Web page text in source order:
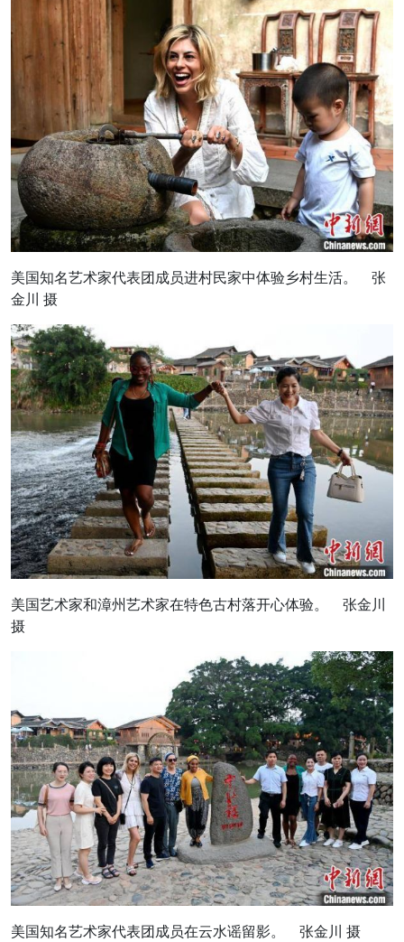
美国知名艺术家代表团成员进村民家中体验乡村生活。 张
金川 摄
美国艺术家和漳州艺术家在特色古村落开心体验。 张金川
摄
美国知名艺术家代表团成员在云水谣留影。 张金川 摄